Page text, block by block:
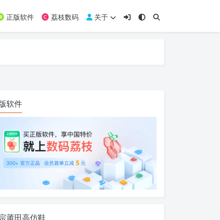
正版软件 荔枝数码 关于
软件
莆田高仿鞋